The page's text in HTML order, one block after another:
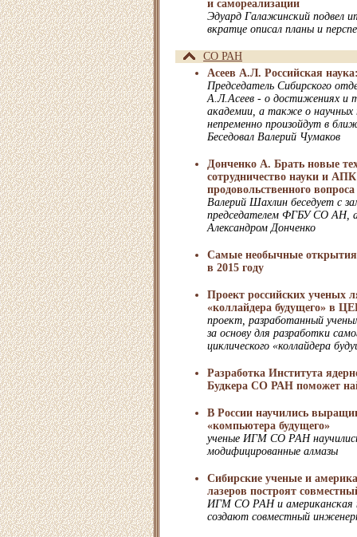
и самореализации
Эдуард Галажинский подвел
вкратце описал планы и
СО РАН
Асеев А.Л. Российская
Председатель Сибирского
А.Л.Асеев - о достижениях и
академии, а также о научных
непременно произойдут в
Беседовал Валерий Чумаков
Донченко А. Брать новые
сотрудничество науки и
продовольственного вопроса
Валерий Шахлин беседует с
председателем ФГБУ СО АН,
Александром Донченко
Самые необычные открытия
в 2015 году
Проект российских ученых
«коллайдера будущего» в
проект, разработанный
за основу для разработки
циклического «коллайдера
Разработка Института
Будкера СО РАН поможет
В России научились
«компьютера будущего»
ученые ИГМ СО РАН
модифицированные алмазы
Сибирские ученые и
лазеров построят
ИГМ СО РАН и американская
создают совместный